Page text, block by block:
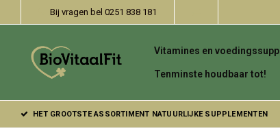
Bij vragen bel 0251 838 181
Vitamines en
Tenminste houdbaar tot!
HET GROOTSTE ASSORTIMENT NATUURLIJKE SUPPLEMENTEN